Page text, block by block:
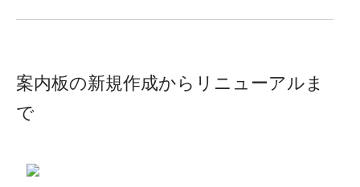
案内板の新規作成からリニューアルま
で